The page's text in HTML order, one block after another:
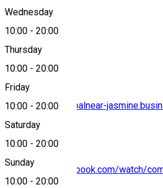
Wednesday
10:00 - 20:00
Thursday
10:00 - 20:00
Friday
10:00 - 20:00
Saturday
10:00 - 20:00
Sunday
10:00 - 20:00
https://complex-balnear-
https://www.facebook.com/watch/